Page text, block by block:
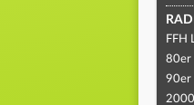
FFH
80er
90er